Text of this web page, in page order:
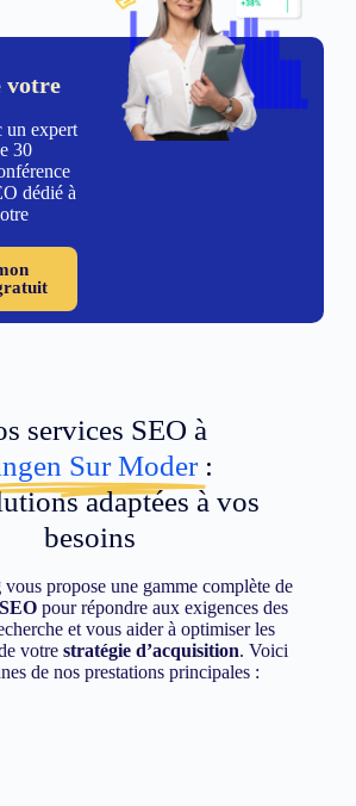
votre
un expert
30
dédié à
services SEO à
Sur Moder :
adaptées à vos
besoins
vous propose une gamme complète de
SEOpour répondre aux exigences des
et vous aider à optimiser les
votre stratégie d’acquisition. Voici
de nos prestations principales :